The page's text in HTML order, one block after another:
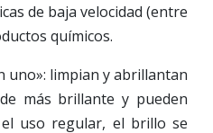
de baja velocidad (entre
químicos.
uno»: limpian y abrillantan
más brillante y pueden
uso regular, el brillo se